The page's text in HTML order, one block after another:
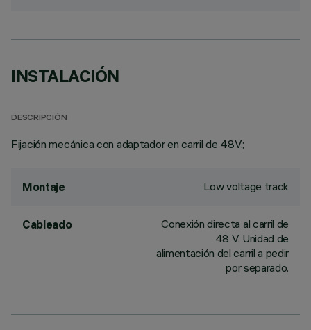
INSTALACIÓN
DESCRIPCIÓN
Fijación mecánica con adaptador en carril de 48V.;
Montaje Low voltage track
Cableado
Conexión directa al carril de
48 V. Unidad de
alimentación del carril a pedir
por separado.